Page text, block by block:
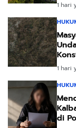
1 hari
1 hari
di